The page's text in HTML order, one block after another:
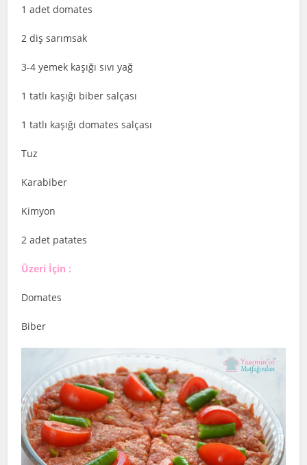
1 adet domates
2 diş sarımsak
3-4 yemek kaşığı sıvı yağ
1 tatlı kaşığı biber salçası
1 tatlı kaşığı domates salçası
Tuz
Karabiber
Kimyon
2 adet patates
Üzeri İçin :
Domates
Biber